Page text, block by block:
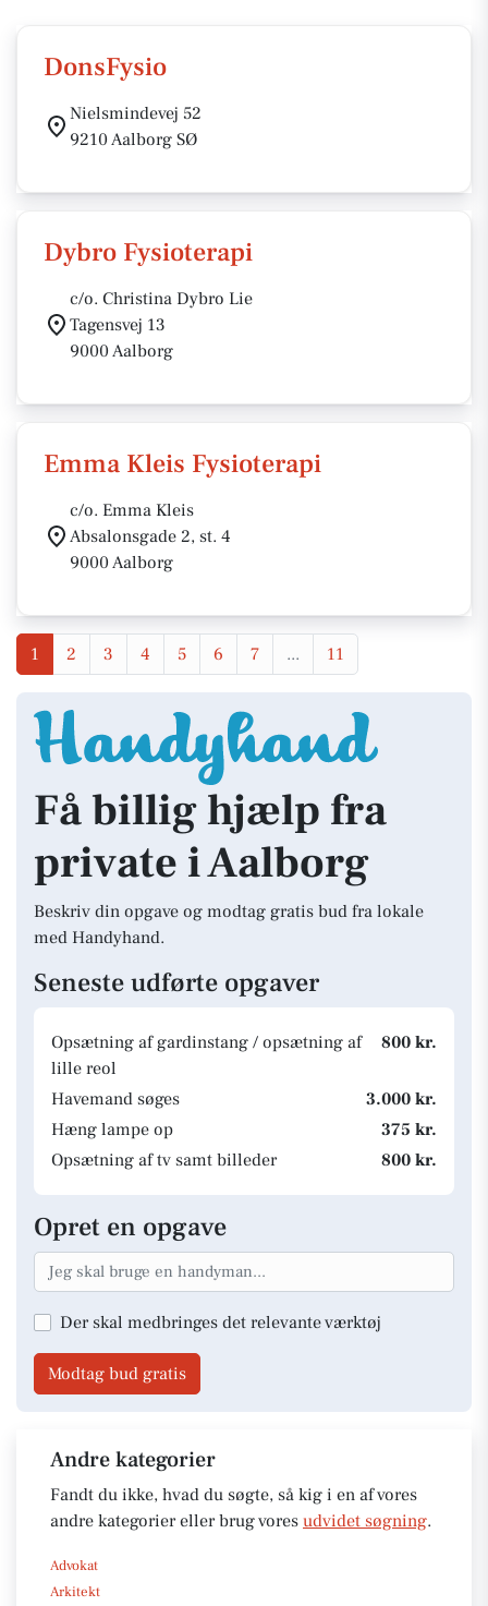
DonsFysio
Nielsmindevej 52
9210 Aalborg SØ
Dybro Fysioterapi
c/o. Christina Dybro Lie
Tagensvej 13
9000 Aalborg
Emma Kleis Fysioterapi
c/o. Emma Kleis
Absalonsgade 2, st. 4
9000 Aalborg
1 2 3 4 5 6 7 ... 11
Få billig hjælp fra
private i Aalborg
Beskriv din opgave og modtag gratis bud fra lokale
med Handyhand.
Seneste udførte opgaver
Opsætning af gardinstang / opsætning af
lille reol
800 kr.
Havemand søges
3.000 kr.
Hæng lampe op
375 kr.
Opsætning af tv samt billeder
800 kr.
Opret en opgave
Der skal medbringes det relevante værktøj
Modtag bud gratis
Andre kategorier
Fandt du ikke, hvad du søgte, så kig i en af vores
andre kategorier eller brug vores udvidet søgning.
Advokat
Arkitekt